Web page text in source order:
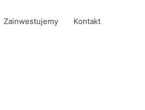
Zainwestujemy Kontakt